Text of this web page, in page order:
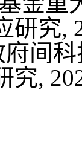
研究,
间
究,